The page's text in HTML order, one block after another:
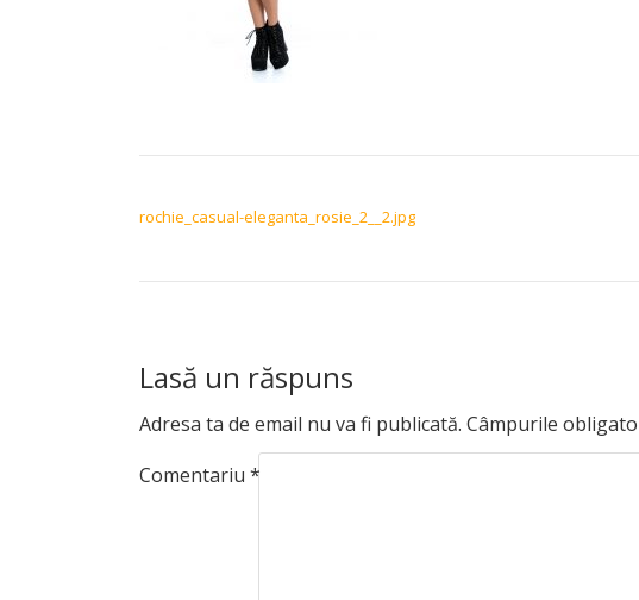
rochie_casual-eleganta_rosie_2__2.jpg
Lasă un răspuns
Adresa ta de email nu va fi publicată. Câmpurile
Comentariu *